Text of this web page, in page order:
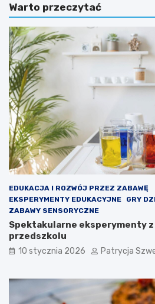
c
a
m
o
t
y
w
a
c
y
j
n
a
d
l
a
d
z
i
e
i
–
a
e
g
o
t
a
k
w
a
ż
n
e
j
e
s
t
t
o
,
b
y
z
i
c
Warto przeczytać
EDUKACJA I ROZWÓJ PRZEZ ZABAWĘ
EKSPERYMENTY EDUKACYJNE
GRY
ZABAWY SENSORYCZNE
Spektakularne eksperymenty z
przedszkolu
10 stycznia 2026 Patrycja